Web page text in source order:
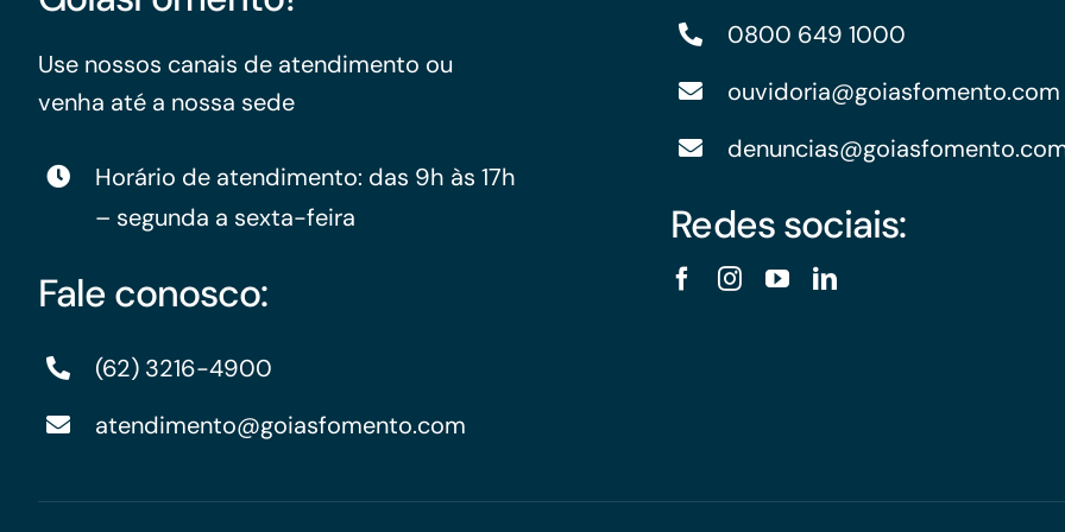
Use nossos canais de atendimento ou
venha até a nossa sede
Horário de atendimento: das 9h às 17h
– segunda a sexta-feira
Fale conosco:
(62) 3216-4900
atendimento@goiasfomento.com
0800 649 1000
ouvidoria@goiasfomento.com
Redes sociais: